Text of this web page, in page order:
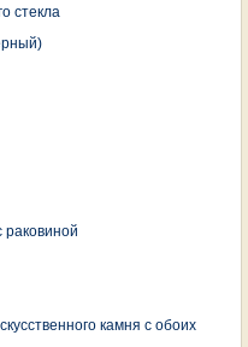
стекла
раковиной
камня с обоих